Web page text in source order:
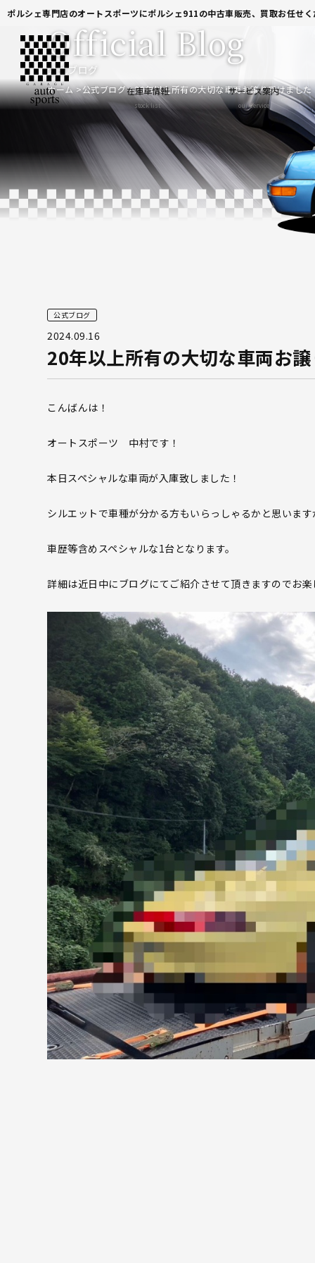
ポルシェ専門店のオートスポーツにポルシェ911の中古車販売、買取お任せ
在庫車情報
stock list
サービス案内
our service
公式ブログ
Official Blog
ホーム 公式ブログ 20年以上所有の大切な車両お譲り受けました
公式ブログ
2024.09.16
20年以上所有の大切な車両お
こんばんは！
オートスポーツ 中村です！
本日スペシャルな車両が入庫致しました！
シルエットで車種が分かる方もいらっしゃるかと思います
車歴等含めスペシャルな1台となります。
詳細は近日中にブログにてご紹介させて頂きますのでお